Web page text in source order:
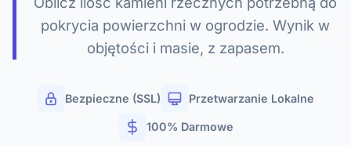
pokrycia powierzchni w ogrodzie. Wynik w
objętości i masie, z zapasem.
Bezpieczne (SSL) Przetwarzanie Lokalne
100% Darmowe